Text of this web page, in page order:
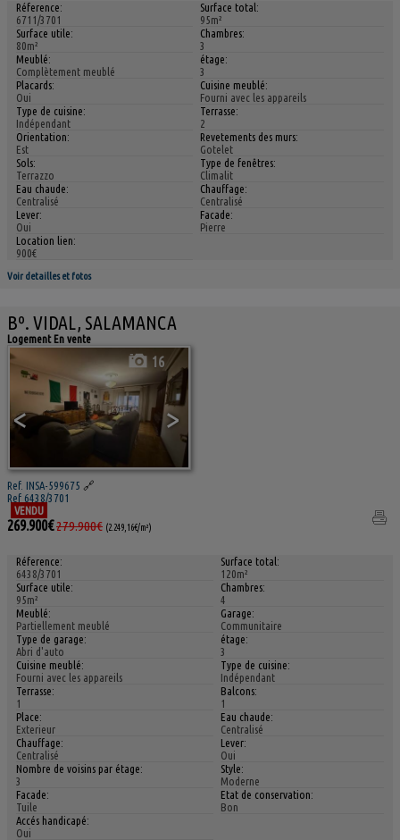
Réference:
6711/3701
Surface total:
95m²
Surface utile:
80m²
Chambres:
3
Meublé:
Complètement meublé
étage:
3
Placards:
Oui
Cuisine meublé:
Fourni avec les appareils
Type de cuisine:
Indépendant
Terrasse:
2
Orientation:
Est
Revetements des murs:
Gotelet
Sols:
Terrazzo
Type de fenêtres:
Climalit
Eau chaude:
Centralisé
Chauffage:
Centralisé
Lever:
Oui
Facade:
Pierre
Location lien:
900€
Voir detailles et fotos
Bº. VIDAL, SALAMANCA
Logement En vente
< >
16
Ref. INSA-599675 🔗
Ref 6438/3701
VENDU
269.900€279.900€ (2.249,16€/m²)
Réference:
6438/3701
Surface total:
120m²
Surface utile:
95m²
Chambres:
4
Meublé:
Partiellement meublé
Garage:
Communitaire
Type de garage:
Abri d'auto
étage:
3
Cuisine meublé:
Fourni avec les appareils
Type de cuisine:
Indépendant
Terrasse:
1
Balcons:
1
Place:
Exterieur
Eau chaude:
Centralisé
Chauffage:
Centralisé
Lever:
Oui
Nombre de voisins par étage:
3
Style:
Moderne
Facade:
Tuile
Etat de conservation:
Bon
Accés handicapé:
Oui